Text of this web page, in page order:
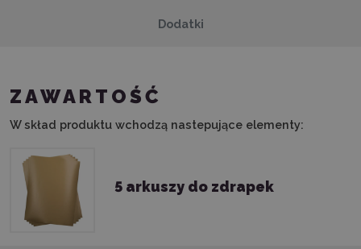
Dodatki
ZAWARTOŚĆ
W skład produktu wchodzą nastepujące elementy:
5 arkuszy do zdrapek